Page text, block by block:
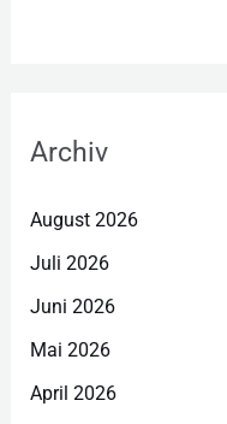
Archiv
August 2026
Juli 2026
Juni 2026
Mai 2026
April 2026